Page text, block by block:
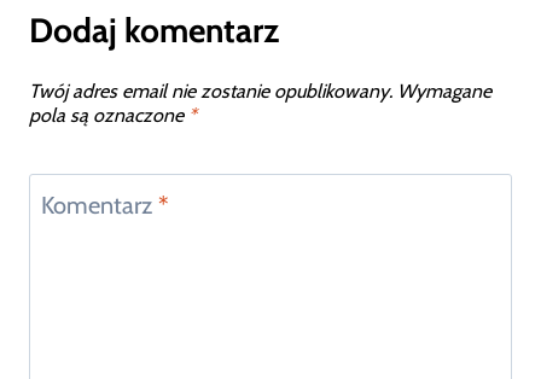
Dodaj komentarz
Twój adres email nie zostanie opublikowany. Wymagane
pola są oznaczone *
Komentarz *